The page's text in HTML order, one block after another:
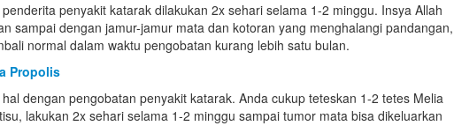
penyakit katarak dilakukan 2x sehari selama 1-2 minggu. Insya Allah
sampai dengan jamur-jamur mata dan kotoran yang menghalangi pandangan,
normal dalam waktu pengobatan kurang lebih satu bulan.
Propolis
dengan pengobatan penyakit katarak. Anda cukup teteskan 1-2 tetes Melia
lakukan 2x sehari selama 1-2 minggu sampai tumor mata bisa dikeluarkan